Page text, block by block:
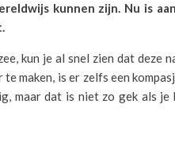
kunnen zijn. Nu is
kun je al snel zien dat deze
maken, is er zelfs een
maar dat is niet zo gek als je